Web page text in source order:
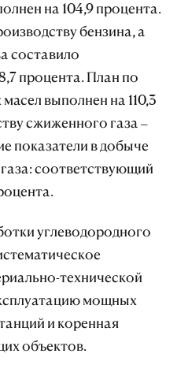
на 104,9 процента.
бензина, а
составило
процента. План по
выполнен на 110,3
сжиженного газа –
показатели в добыче
соответствующий
углеводородного
технической
мощных
и коренная
объектов.